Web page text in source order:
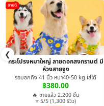
❮
ขายดี
กระโปรงหมาใหญ่ ลายดอกสงกรานต์ มี
ห่วงสายจูง
รอบอกถึง 41 นิ้ว หมา40-50 kg.ใส่ได้
฿380.00
🔥 ขายแล้ว 2,200 ชิ้น
⭐ 5/5 (1,300 รีวิว)